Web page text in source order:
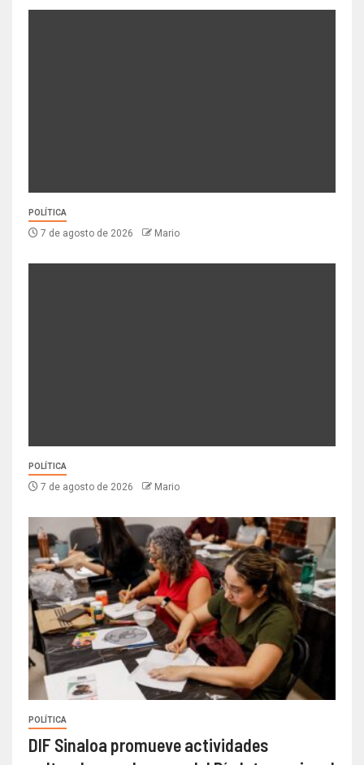
POLÍTICA
7 de agosto de 2026 Mario
POLÍTICA
7 de agosto de 2026 Mario
POLÍTICA
DIF Sinaloa promueve actividades